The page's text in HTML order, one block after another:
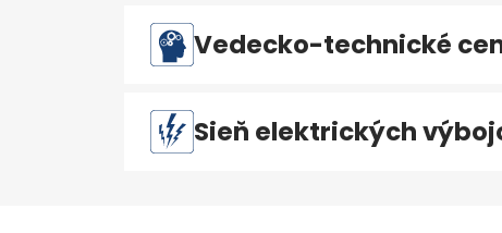
Vedecko-technické
Sieň elektrických